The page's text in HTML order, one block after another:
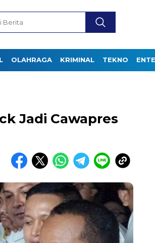
OLAHRAGA KRIMINAL TEKNO
Jadi Cawapres